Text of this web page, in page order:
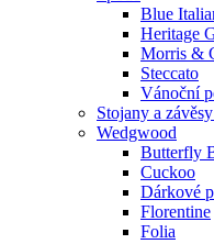
Blue
Heritage
Morris &
Steccato
Vánoční
Stojany a
Wedgwood
Butterfly
Cuckoo
Dárkové
Florentine
Folia